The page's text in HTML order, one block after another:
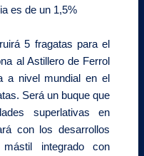
es de un 1,5%
5 fragatas para el
al Astillero de Ferrol
a nivel mundial en el
Será un buque que
superlativas en
con los desarrollos
integrado con